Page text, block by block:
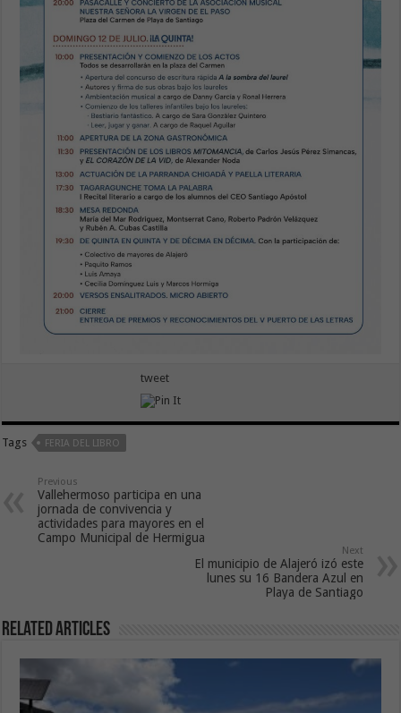
tweet
Tags FERIA DEL LIBRO
Previous
Vallehermoso participa en una
jornada de convivencia y
actividades para mayores en el
Campo Municipal de Hermigua
Next
El municipio de Alajeró izó este
lunes su 16 Bandera Azul en
Playa de Santiago
Related Articles